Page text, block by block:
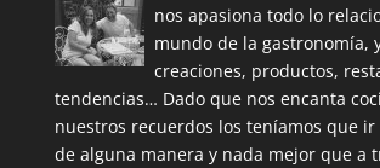
nos apasiona todo lo
mundo de la gastronomía,
creaciones, productos,
tendencias… Dado que nos encanta
nuestros recuerdos los teníamos que
de alguna manera y nada mejor que a